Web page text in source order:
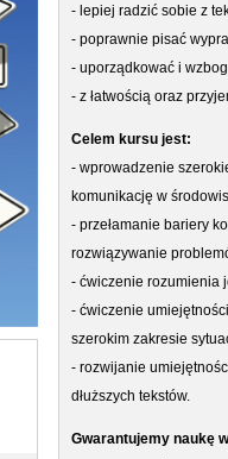
- lepiej radzić sobie z
- poprawnie pisać
- uporządkować i
- z łatwością oraz
Celem kursu jest:
- wprowadzenie
komunikację w
- przełamanie bariery
rozwiązywanie
- ćwiczenie rozumienia
- ćwiczenie
szerokim zakresie
- rozwijanie
dłuższych tekstów.
Gwarantujemy naukę